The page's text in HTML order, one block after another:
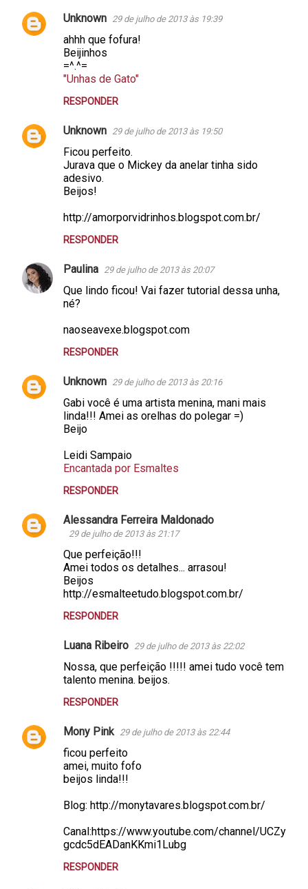
Unknown 29 de julho de 2013 às 19:39
ahhh que fofura!
Beijinhos
=^.^=
"Unhas de Gato"
RESPONDER
Unknown 29 de julho de 2013 às 19:50
Ficou perfeito.
Jurava que o Mickey da anelar tinha sido
adesivo.
Beijos!
http://amorporvidrinhos.blogspot.com.br/
RESPONDER
Paulina 29 de julho de 2013 às 20:07
Que lindo ficou! Vai fazer tutorial dessa unha,
né?
naoseavexe.blogspot.com
RESPONDER
Unknown 29 de julho de 2013 às 20:16
Gabi você é uma artista menina, mani mais
linda!!! Amei as orelhas do polegar =)
Beijo
Leidi Sampaio
Encantada por Esmaltes
RESPONDER
Alessandra Ferreira Maldonado
29 de julho de 2013 às 21:17
Que perfeição!!!
Amei todos os detalhes... arrasou!
Beijos
http://esmalteetudo.blogspot.com.br/
RESPONDER
Luana Ribeiro 29 de julho de 2013 às 22:02
Nossa, que perfeição !!!!! amei tudo você tem
talento menina. beijos.
RESPONDER
Mony Pink 29 de julho de 2013 às 22:44
ficou perfeito
amei, muito fofo
beijos linda!!!
Blog: http://monytavares.blogspot.com.br/
Canal:https://www.youtube.com/channel/UCZy
gcdc5dEADanKKmi1Lubg
RESPONDER